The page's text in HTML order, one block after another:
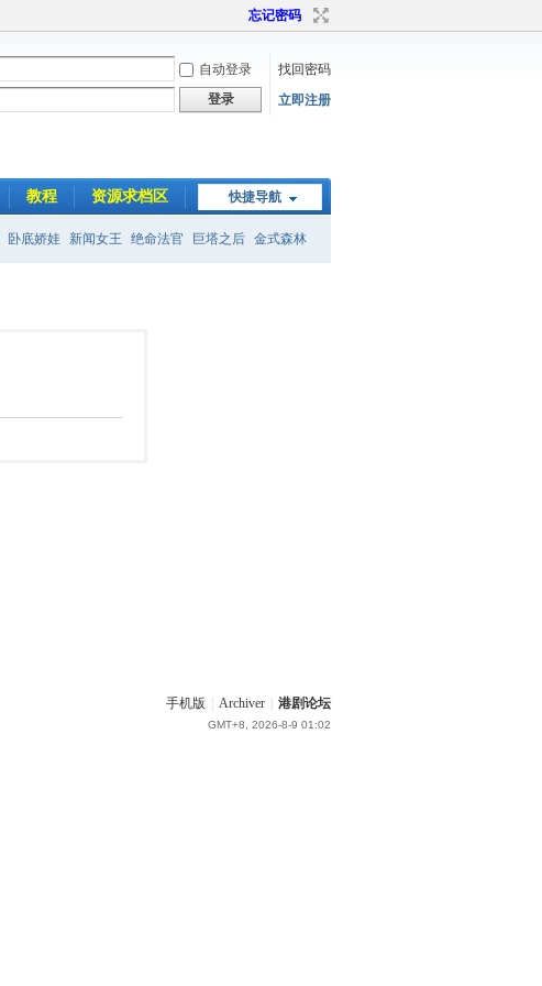
忘记密码
自动登录
找回密码
登录 立即注册
快捷导航
教程 资源求档区
卧底娇娃 新闻女王 绝命法官 巨塔之后 金式森林
手机版 Archiver 港剧论坛
GMT+8, 2026-8-9 01:02